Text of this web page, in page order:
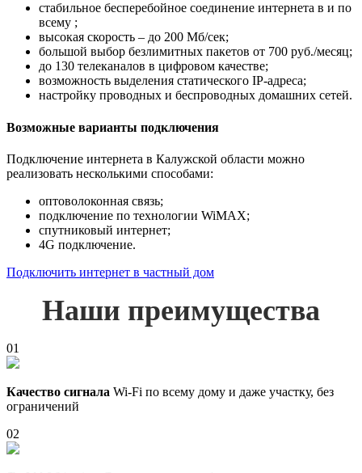
стабильное бесперебойное соединение интернета в и по
всему ;
высокая скорость – до 200 Мб/сек;
большой выбор безлимитных пакетов от 700 руб./месяц;
до 130 телеканалов в цифровом качестве;
возможность выделения статического IP-адреса;
настройку проводных и беспроводных домашних сетей.
Возможные варианты подключения
Подключение интернета в Калужской области можно
реализовать несколькими способами:
оптоволоконная связь;
подключение по технологии WiMAX;
спутниковый интернет;
4G подключение.
Подключить интернет в частный дом
Наши преимущества
01
Качество сигнала Wi-Fi по всему дому и даже участку, без
ограничений
02